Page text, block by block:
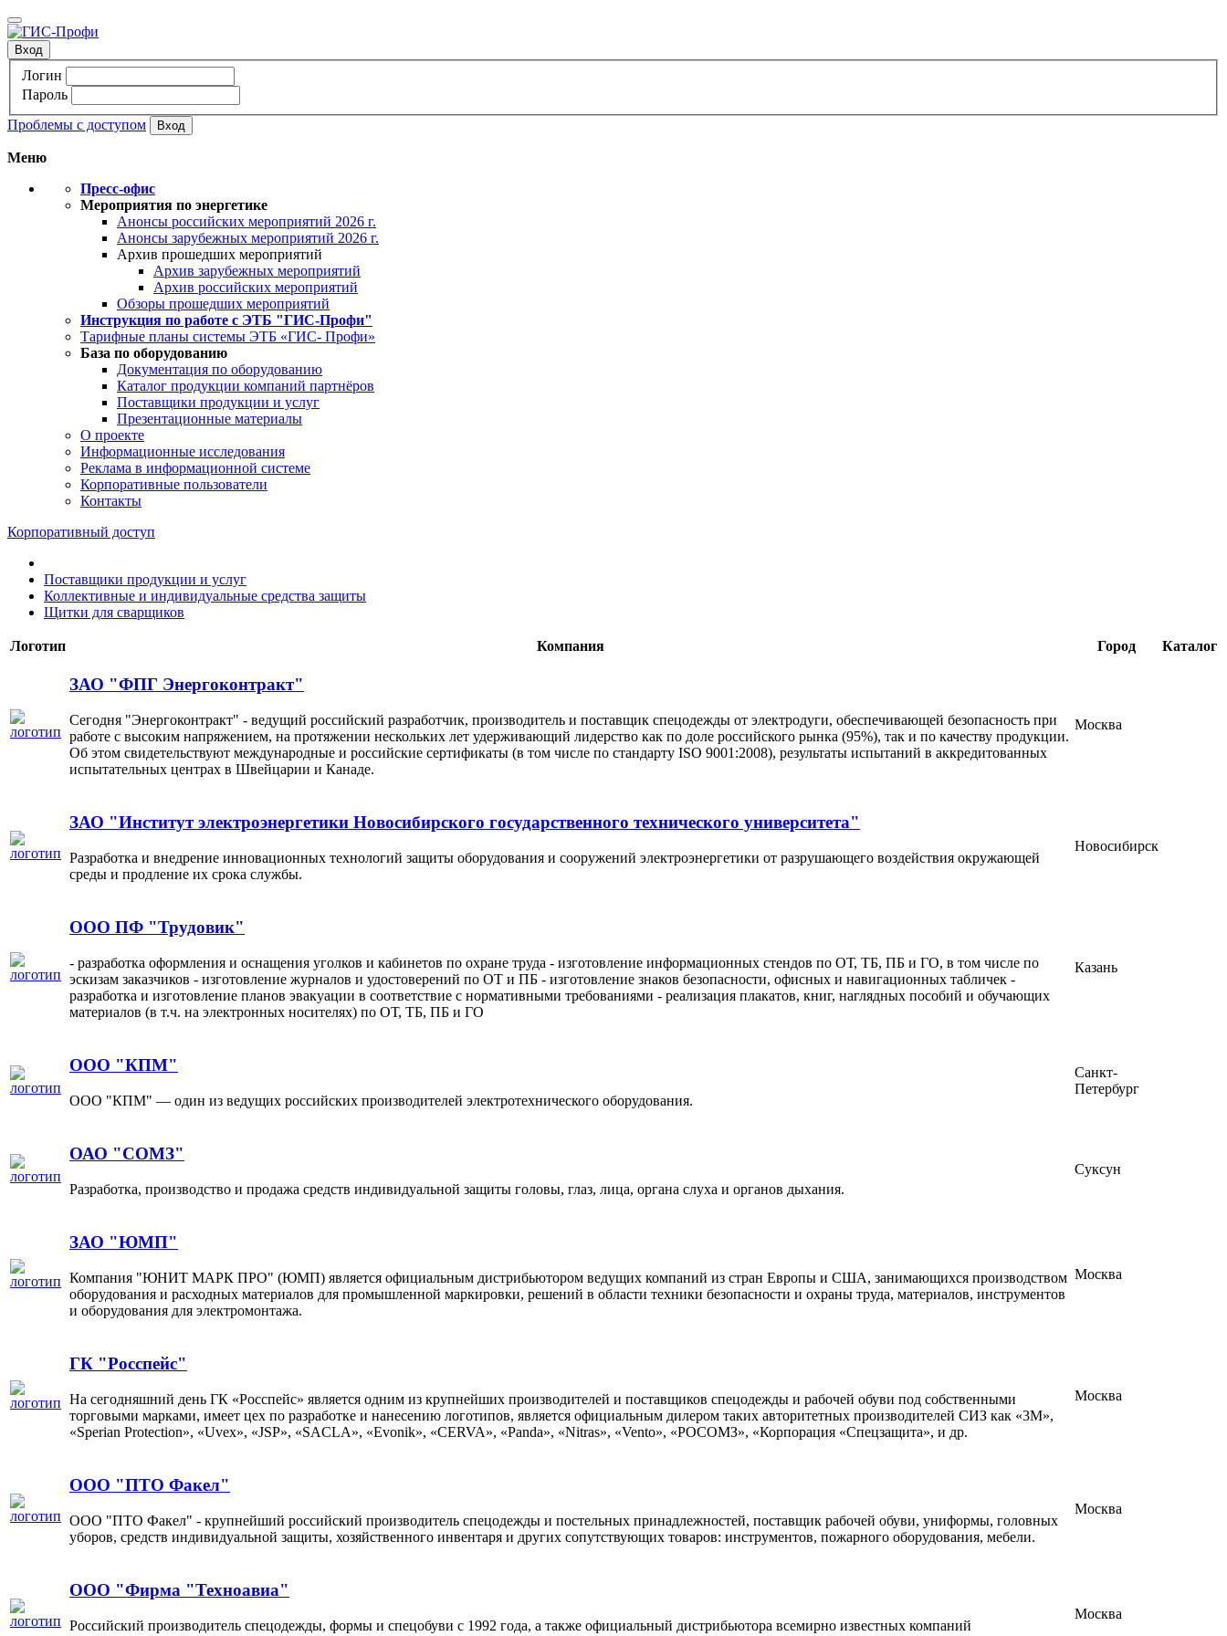
Вход
Логин
Пароль
Проблемы с доступом
Меню
Пресс-офис
Мероприятия по энергетике
Анонсы российских мероприятий 2026 г.
Анонсы зарубежных мероприятий 2026 г.
Архив прошедших мероприятий
Архив зарубежных мероприятий
Архив российских мероприятий
Обзоры прошедших мероприятий
Инструкция по работе с ЭТБ "ГИС-Профи"
Тарифные планы системы ЭТБ «ГИС- Профи»
База по оборудованию
Документация по оборудованию
Каталог продукции компаний партнёров
Поставщики продукции и услуг
Презентационные материалы
О проекте
Информационные исследования
Реклама в информационной системе
Корпоративные пользователи
Контакты
Корпоративный доступ
Поставщики продукции и услуг
Коллективные и индивидуальные средства защиты
Щитки для сварщиков
Логотип Компания Город Каталог
ЗАО "ФПГ Энергоконтракт"
Сегодня "Энергоконтракт" - ведущий российский разработчик, производитель и поставщик спецодежды от электродуги, обеспечивающей безопасность при
работе с высоким напряжением, на протяжении нескольких лет удерживающий лидерство как по доле российского рынка (95%), так и по качеству продукции.
Об этом свидетельствуют международные и российские сертификаты (в том числе по стандарту ISO 9001:2008), результаты испытаний в аккредитованных
испытательных центрах в Швейцарии и Канаде.
Москва
ЗАО "Институт электроэнергетики Новосибирского государственного технического университета"
Разработка и внедрение инновационных технологий защиты оборудования и сооружений электроэнергетики от разрушающего воздействия окружающей
среды и продление их срока службы.
Новосибирск
ООО ПФ "Трудовик"
- разработка оформления и оснащения уголков и кабинетов по охране труда - изготовление информационных стендов по ОТ, ТБ, ПБ и ГО, в том числе по
эскизам заказчиков - изготовление журналов и удостоверений по ОТ и ПБ - изготовление знаков безопасности, офисных и навигационных табличек -
разработка и изготовление планов эвакуации в соответствие с нормативными требованиями - реализация плакатов, книг, наглядных пособий и обучающих
материалов (в т.ч. на электронных носителях) по ОТ, ТБ, ПБ и ГО
Казань
ООО "КПМ"
ООО "КПМ" — один из ведущих российских производителей электротехнического оборудования.
Санкт-
Петербург
ОАО "СОМЗ"
Разработка, производство и продажа средств индивидуальной защиты головы, глаз, лица, органа слуха и органов дыхания.
Суксун
ЗАО "ЮМП"
Компания "ЮНИТ МАРК ПРО" (ЮМП) является официальным дистрибьютором ведущих компаний из стран Европы и США, занимающихся производством
оборудования и расходных материалов для промышленной маркировки, решений в области техники безопасности и охраны труда, материалов, инструментов
и оборудования для электромонтажа.
Москва
ГК "Росспейс"
На сегодняшний день ГК «Росспейс» является одним из крупнейших производителей и поставщиков спецодежды и рабочей обуви под собственными
торговыми марками, имеет цех по разработке и нанесению логотипов, является официальным дилером таких авторитетных производителей СИЗ как «3M»,
«Sperian Protection», «Uvex», «JSP», «SACLA», «Evonik», «CERVA», «Panda», «Nitras», «Vento», «РОСОМЗ», «Корпорация «Спецзащита», и др.
Москва
ООО "ПТО Факел"
ООО "ПТО Факел" - крупнейший российский производитель спецодежды и постельных принадлежностей, поставщик рабочей обуви, униформы, головных
уборов, средств индивидуальной защиты, хозяйственного инвентаря и других сопутствующих товаров: инструментов, пожарного оборудования, мебели.
Москва
ООО "Фирма "Техноавиа"
Российский производитель спецодежды, формы и спецобуви с 1992 года, а также официальный дистрибьютора всемирно известных компаний
Москва